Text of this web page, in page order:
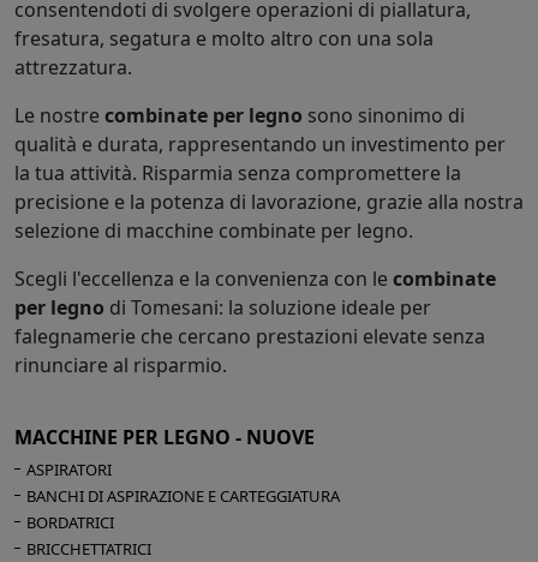
Il sollevamento e l’inclinazione del gruppo con
comodi volantini garantiscono la semplicità di
impostazione tra diverse lavorazioni
SICUREZZA
Ricca dotazione di dispositivi di sicurezza a
norma CE, come la protezione all’albero toupie
per eseguire sagomature e lavorazioni su profili
curvi. La lavorazione alla pialla è molto agevole
grazie ai piani a filo di grandi dimensioni
Scopri l'albero pialla
, disponibile su questa macchina.
Dati tecnici
Larghezza utile di lavoro (pialla a spessore)
mm 410
Diametro max. lama sega con incisore
montato mm 315
Sporgenza max. lama sega dal piano a
90°/45° mm 100/78
Larghezza di taglio alla guida parallela mm
consentendoti di svolgere operazioni di piallatura,
fresatura, segatura e molto altro con una sola
attrezzatura.
Le nostre combinate per legno sono sinonimo di
qualità e durata, rappresentando un investimento per
la tua attività. Risparmia senza compromettere la
precisione e la potenza di lavorazione, grazie alla nostra
selezione di macchine combinate per legno.
Scegli l'eccellenza e la convenienza con le combinate
per legno di Tomesani: la soluzione ideale per
falegnamerie che cercano prestazioni elevate senza
rinunciare al risparmio.
MACCHINE PER LEGNO - NUOVE
ASPIRATORI
BANCHI DI ASPIRAZIONE E CARTEGGIATURA
BORDATRICI
BRICCHETTATRICI